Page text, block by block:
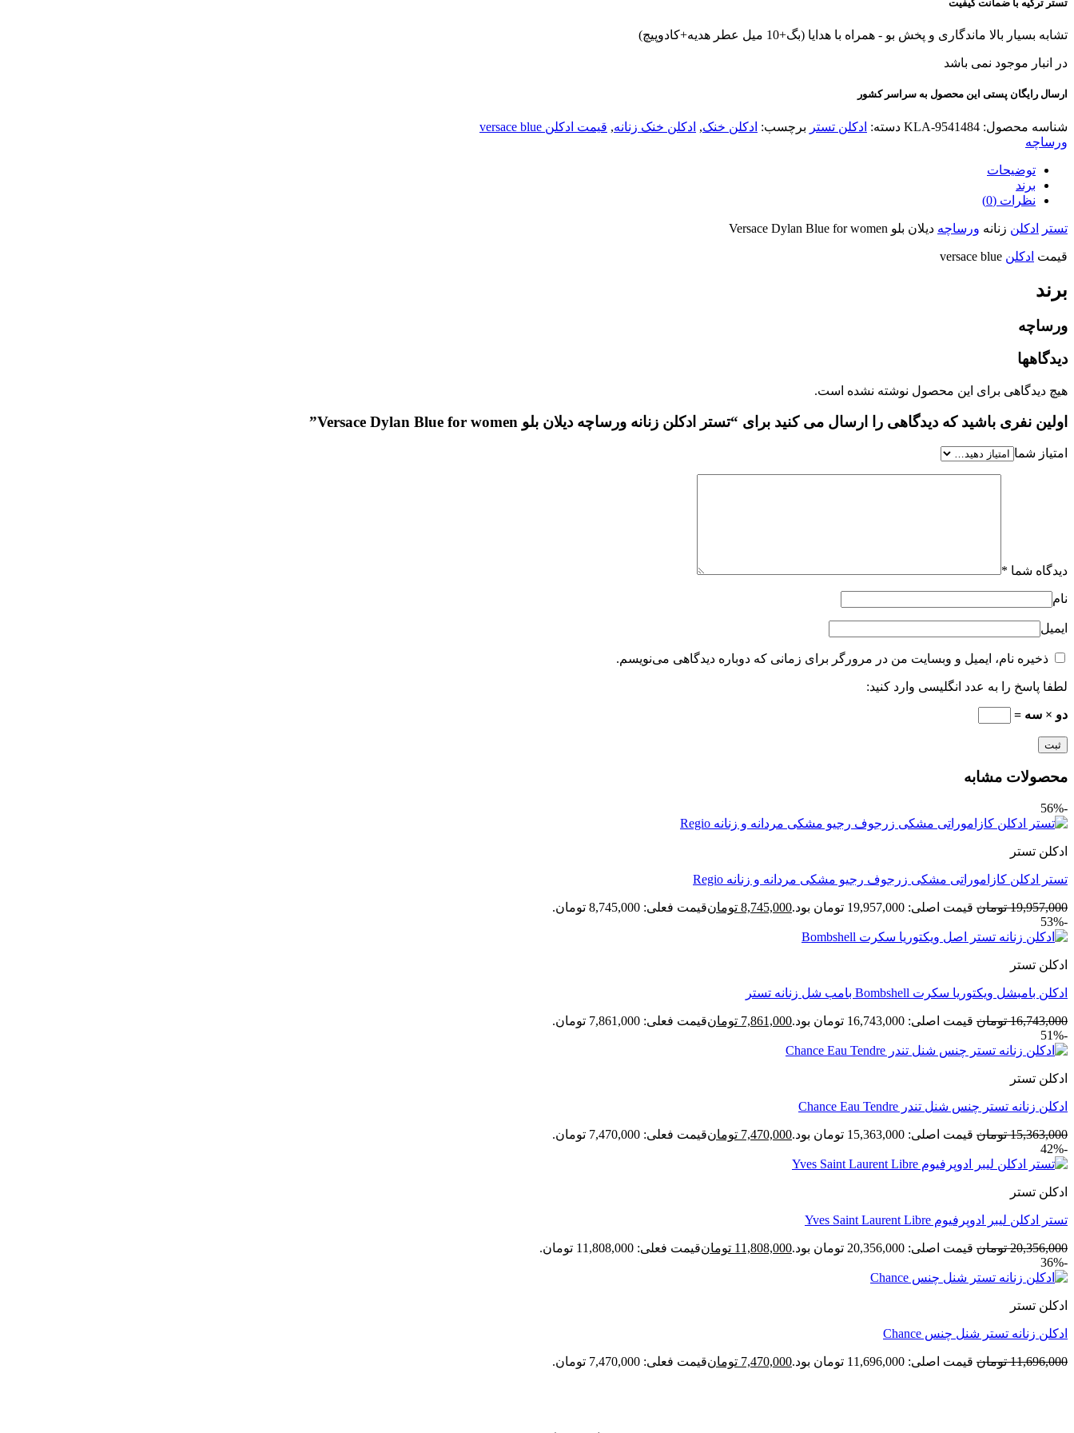
تستر ترکیه با ضمانت کیفیت
تشابه بسیار بالا ماندگاری و پخش بو - همراه با هدایا (بگ+10 میل عطر هدیه+کادوپیچ)
در انبار موجود نمی باشد
ارسال رایگان پستی این محصول به سراسر کشور
شناسه محصول: KLA-9541484 دسته: ادکلن تستر برچسب: ادکلن خنک, ادکلن خنک زنانه, قیمت ادکلن versace blue
ورساچه
توضیحات
برند
نظرات (0)
تستر ادکلن زنانه ورساچه دیلان بلو Versace Dylan Blue for women
قیمت ادکلن
برند
ورساچه
دیدگاهها
هیچ دیدگاهی برای این محصول نوشته نشده است.
اولین نفری باشید که دیدگاهی را ارسال می کنید برای “تستر ادکلن زنانه ورساچه دیلان بلو Versace Dylan Blue for women”
امتیاز شما
دیدگاه شما *
نام
ایمیل
ذخیره نام، ایمیل و وبسایت من در مرورگر برای زمانی که دوباره دیدگاهی می‌نویسم.
لطفا پاسخ را به عدد انگلیسی وارد کنید:
دو × سه =
محصولات مشابه
-56%
ادکلن تستر
تستر ادکلن کازاموراتی مشکی زرجوف رجیو مشکی مردانه و زنانه Regio
19,957,000 تومان قیمت اصلی: 19,957,000 تومان بود. 8,745,000 تومانقیمت فعلی: 8,745,000 تومان.
-53%
ادکلن تستر
ادکلن بامبشل ویکتوریا سکرت Bombshell بامب شل زنانه تستر
16,743,000 تومان قیمت اصلی: 16,743,000 تومان بود. 7,861,000 تومانقیمت فعلی: 7,861,000 تومان.
-51%
ادکلن تستر
ادکلن زنانه تستر چنس شنل تندر Chance Eau Tendre
15,363,000 تومان قیمت اصلی: 15,363,000 تومان بود. 7,470,000 تومانقیمت فعلی: 7,470,000 تومان.
-42%
ادکلن تستر
تستر ادکلن لیبر ادوپرفیوم Yves Saint Laurent Libre
20,356,000 تومان قیمت اصلی: 20,356,000 تومان بود. 11,808,000 تومانقیمت فعلی: 11,808,000 تومان.
-36%
ادکلن تستر
ادکلن زنانه تستر شنل چنس Chance
11,696,000 تومان قیمت اصلی: 11,696,000 تومان بود. 7,470,000 تومانقیمت فعلی: 7,470,000 تومان.